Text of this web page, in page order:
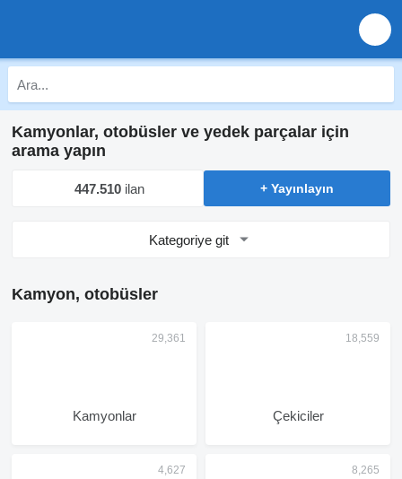
Kamyonlar, otobüsler ve yedek parçalar için
arama yapın
447.510 ilan + Yayınlayın
Kategoriye git
Kamyon, otobüsler
Kamyonlar Çekiciler